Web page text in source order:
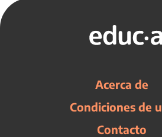
Acerca de
Condiciones de
Contacto